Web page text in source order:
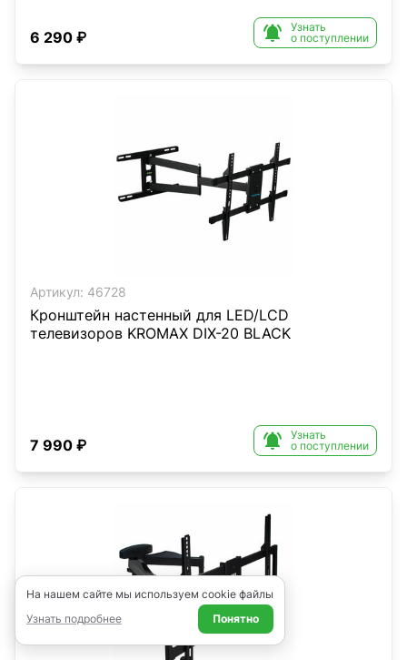
6 290 ₽ 
Узнать
о поступлении
Артикул: 46728
Кронштейн настенный для LED/LCD
телевизоров KROMAX DIX-20 BLACK
7 990 ₽ 
Узнать
о поступлении
На нашем сайте мы используем cookie файлы
Узнать подробнее
Понятно